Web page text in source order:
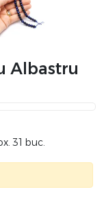
Albastru
31 buc.